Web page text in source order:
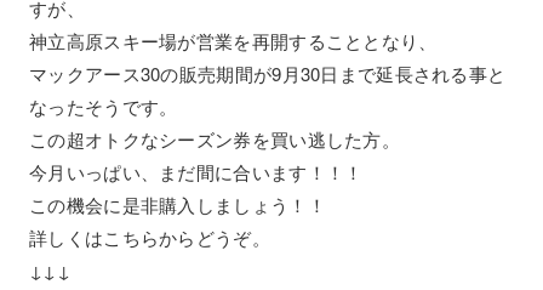
すが、
神立高原スキー場が営業を再開することとなり、
マックアース30の販売期間が9月30日まで延長される事と
なったそうです。
この超オトクなシーズン券を買い逃した方。
今月いっぱい、まだ間に合います！！！
この機会に是非購入しましょう！！
詳しくはこちらからどうぞ。
↓↓↓